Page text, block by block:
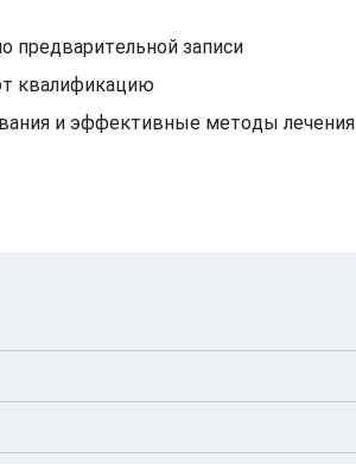
предварительной записи
квалификацию
и эффективные методы лечения
и выводы предыдущих врачей.